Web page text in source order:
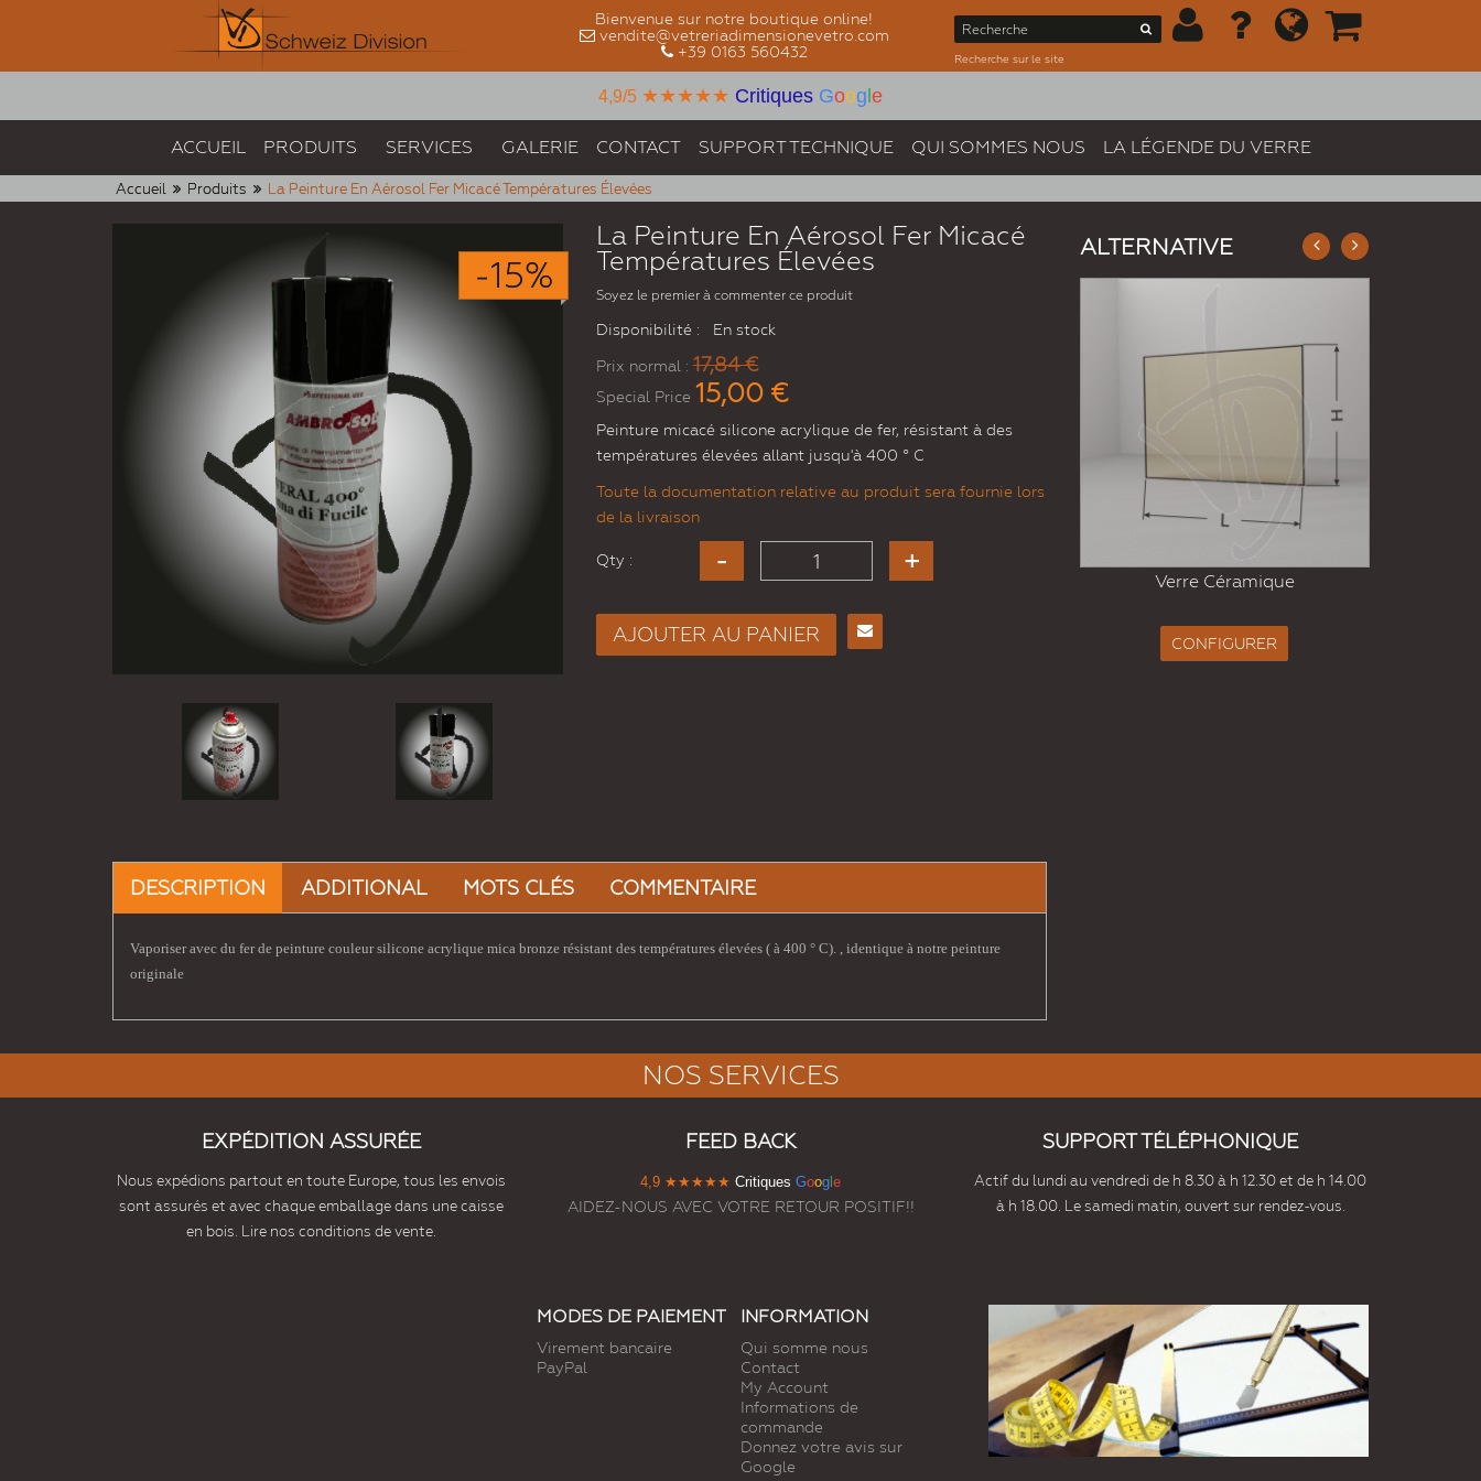
Bienvenue sur notre boutique online!
vendite@vetreriadimensionevetro.com
+39 0163 560432
Recherche sur le site
4,9/5 ★★★★★ Critiques Goog e
ACCUEIL PRODUITS SERVICES GALERIE CONTACT SUPPORT TECHNIQUE QUI SOMMES NOUS LA LÉGENDE DU VERRE
Accueil Produits La Peinture En Aérosol Fer Micacé Températures Élevées
-15%
La Peinture En Aérosol Fer Micacé
Températures Élevées
Soyez le premier à commenter ce produit
Disponibilité : En stock
Prix normal : 17,84 €
Special Price 15,00 €
Peinture micacé silicone acrylique de fer, résistant à des
températures élevées allant jusqu'à 400 ° C
Toute la documentation relative au produit sera fournie lors
de la livraison
Qty :
AJOUTER AU PANIER
DESCRIPTION ADDITIONAL MOTS CLÉS COMMENTAIRE
Vaporiser avec du fer de peinture couleur silicone acrylique mica bronze résistant des températures élevées ( à 400 ° C). , identique à notre peinture
originale
ALTERNATIVE
Verre Céramique Auton ...
Verre Céramique
CONFIGURER
NOS SERVICES
EXPÉDITION ASSURÉE
Nous expédions partout en toute Europe, tous les envois
sont assurés et avec chaque emballage dans une caisse
en bois. Lire nos conditions de vente.
FEED BACK
4,9 ★★★★★ Critiques Goog e
AIDEZ-NOUS AVEC VOTRE RETOUR POSITIF!!
SUPPORT TÉLÉPHONIQUE
Actif du lundi au vendredi de h 8.30 à h 12.30 et de h 14.00
à h 18.00. Le samedi matin, ouvert sur rendez-vous.
MODES DE PAIEMENT
Virement bancaire
PayPal
INFORMATION
Qui somme nous
Contact
My Account
Informations de
commande
Donnez votre avis sur
Google